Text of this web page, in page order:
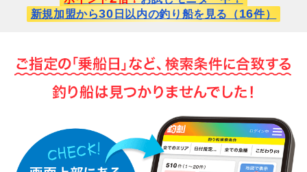
新規加盟から30 日以内の釣り船を見る（16件）